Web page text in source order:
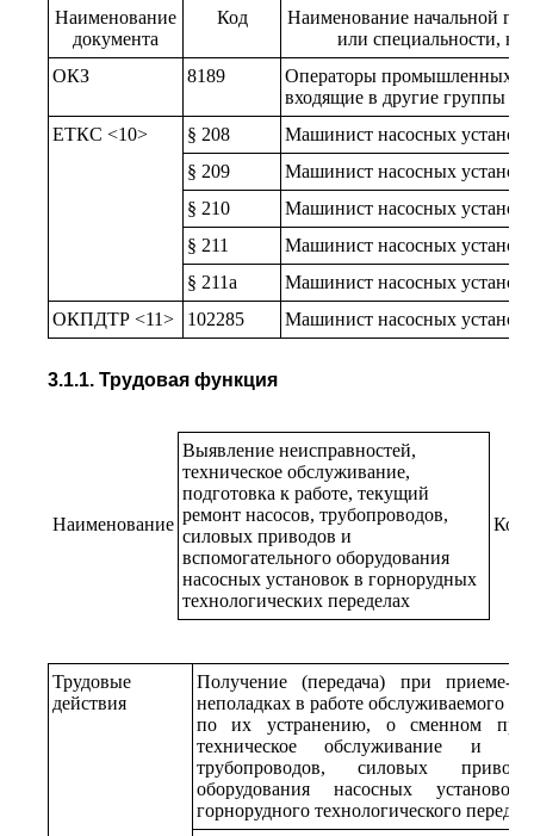
Наименование
документа
Код
Наименование начальной
или специальности,
ОКЗ
8189
Операторы промышленных
входящие в другие группы
ЕТКС <10>
§ 208
Машинист насосных
§ 209
Машинист насосных
§ 210
Машинист насосных
§ 211
Машинист насосных
§ 211а
Машинист насосных
ОКПДТР <11>
102285 Машинист насосных
3.1.1. Трудовая функция
Наименование
Выявление неисправностей,
техническое обслуживание,
подготовка к работе, текущий
ремонт насосов, трубопроводов,
силовых приводов и
вспомогательного оборудования
насосных установок в горнорудных
технологических переделах
Код
Трудовые
действия
Получение (передача) при приеме-
неполадках в работе обслуживаемого
по их устранению, о сменном
техническое обслуживание и
трубопроводов, силовых
оборудования насосных установок
горнорудного технологического